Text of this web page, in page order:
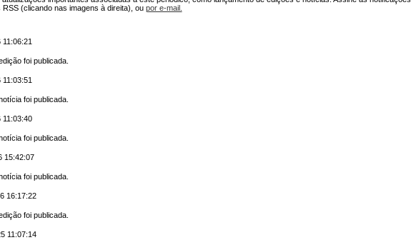
(clicando nas imagens à direita), ou por e-mail.
foi publicada.
foi publicada.
11:03:40
foi publicada.
15:42:07
foi publicada.
16:17:22
foi publicada.
11:07:14